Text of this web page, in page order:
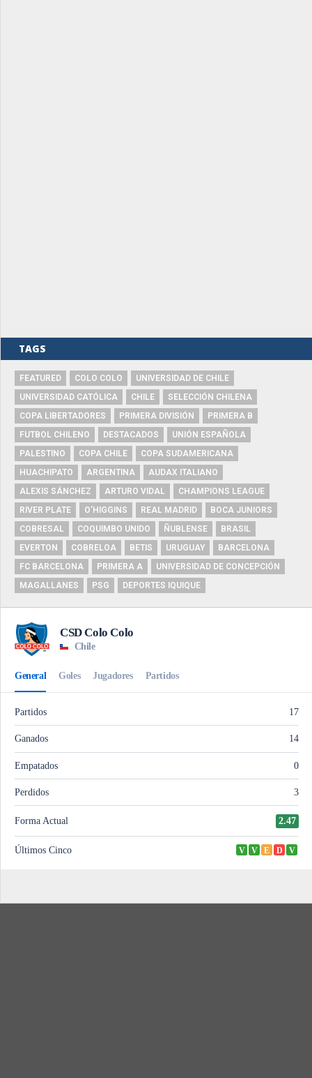
TAGS
FEATURED COLO COLO
UNIVERSIDAD DE CHILE
UNIVERSIDAD CATÓLICA
CHILE
SELECCIÓN CHILENA
COPA LIBERTADORES
PRIMERA DIVISIÓN
PRIMERA B
FUTBOL CHILENO
DESTACADOS
UNIÓN ESPAÑOLA
PALESTINO
COPA CHILE
COPA SUDAMERICANA
HUACHIPATO
ARGENTINA
AUDAX ITALIANO
ALEXIS SÁNCHEZ
ARTURO VIDAL
CHAMPIONS LEAGUE
RIVER PLATE
O'HIGGINS REAL MADRID
BOCA JUNIORS
COBRESAL
COQUIMBO UNIDO ÑUBLENSE
BRASIL
EVERTON
COBRELOA BETIS URUGUAY
BARCELONA
FC BARCELONA
PRIMERA A
UNIVERSIDAD DE CONCEPCIÓN
MAGALLANES
PSG DEPORTES IQUIQUE